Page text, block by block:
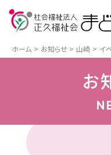
ホーム お知らせ 山崎 イ
お